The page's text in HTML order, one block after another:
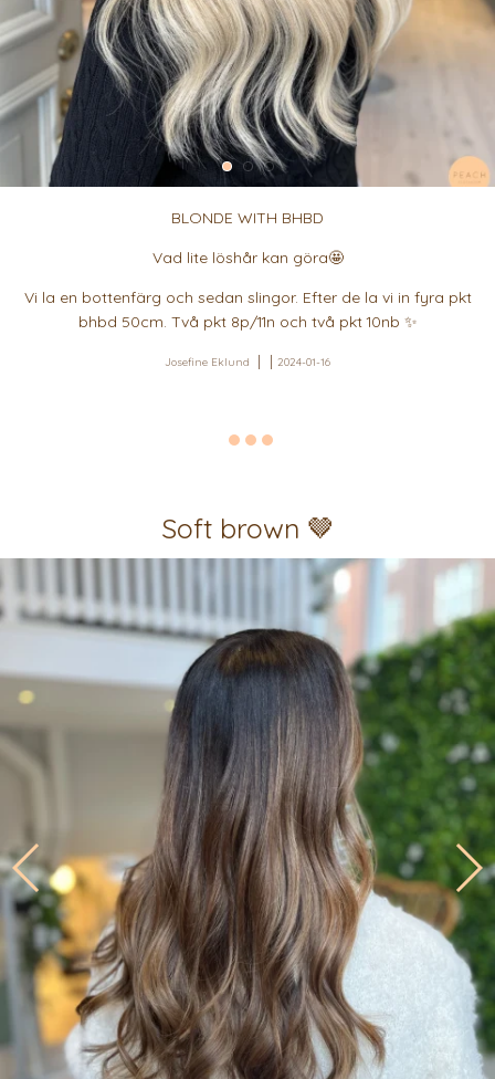
BLONDE WITH BHBD
Vad lite löshår kan göra🤩
Vi la en bottenfärg och sedan slingor. Efter de la vi in fyra pkt
bhbd 50cm. Två pkt 8p/11n och två pkt 10nb ✨
Josefine Eklund 2024-01-16
Soft brown 🤎